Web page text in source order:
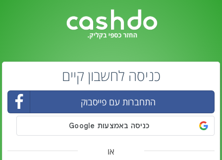
כניסה לחשבון קיים
התחברות עם פייסבוק
או